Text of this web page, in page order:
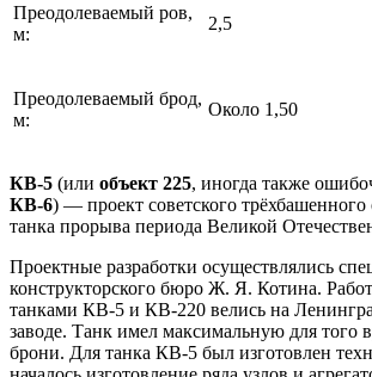
Преодолеваемый ров,
м:
2,5
Преодолеваемый брод,
м:
Около 1,50
КВ-5 (или объект 225, иногда также
КВ-6) — проект советского трёхбашенного
танка прорыва периода Великой
Проектные разработки осуществлялись
конструкторского бюро Ж. Я. Котина.
танками КВ-5 и КВ-220 велись на
заводе. Танк имел максимальную для того
брони. Для танка КВ-5 был изготовлен